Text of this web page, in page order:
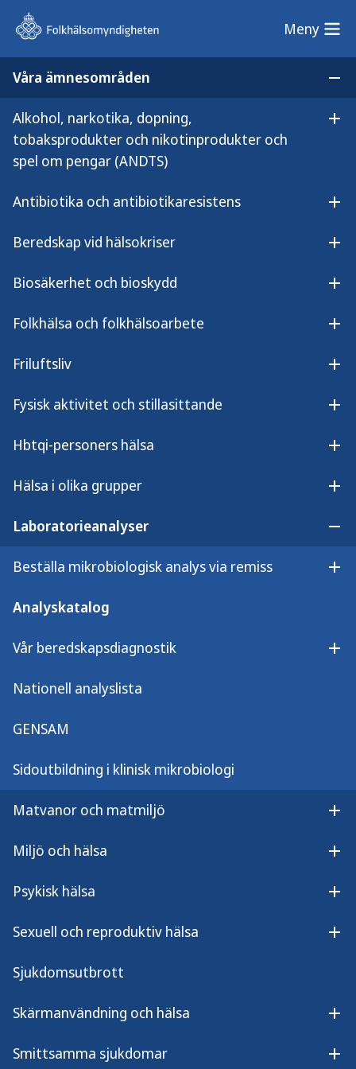
Meny
Våra ämnesområden
Alkohol, narkotika, dopning,
tobaksprodukter och nikotinprodukter och
spel om pengar (ANDTS)
Antibiotika och antibiotikaresistens
Beredskap vid hälsokriser
Biosäkerhet och bioskydd
Folkhälsa och folkhälsoarbete
Friluftsliv
Fysisk aktivitet och stillasittande
Hbtqi-personers hälsa
Hälsa i olika grupper
Laboratorieanalyser
Beställa mikrobiologisk analys via remiss
Analyskatalog
Vår beredskapsdiagnostik
Nationell analyslista
GENSAM
Sidoutbildning i klinisk mikrobiologi
Matvanor och matmiljö
Miljö och hälsa
Psykisk hälsa
Sexuell och reproduktiv hälsa
Sjukdomsutbrott
Skärmanvändning och hälsa
Smittsamma sjukdomar
Meny
Sök på webbplatsen
Sin nombre Lyssna på innehållet
Sin nombre (PCR)
Detektion av virus-nukleinsyra (RNA) i
kliniskt prov.
Indikation
virus (SNV).
BAL, sputum, lungbiopsi, EDTA-helblod.
Transport
För praktisk handledning, se
Transporteras okylt. Förvaras i kyl i väntan på
transport.
Svarstid
Ackrediterad
Nej
Nej
Avgiftsbelagd
Se prislista (PDF, 379 kB)
(Öppnas i nytt fönster)
Övrig information
syndrome eller hantavirus cardiopulmonary
hosta, muskelsmärta och huvudvärk, dessa